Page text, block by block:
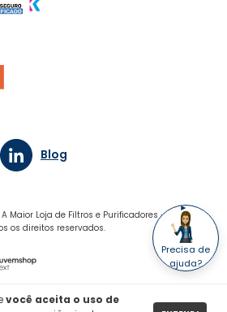
você aceita o uso de
Precisa de
ajuda?
Blog
Maior Loja de Filtros e Purificadores -
os direitos reservados.